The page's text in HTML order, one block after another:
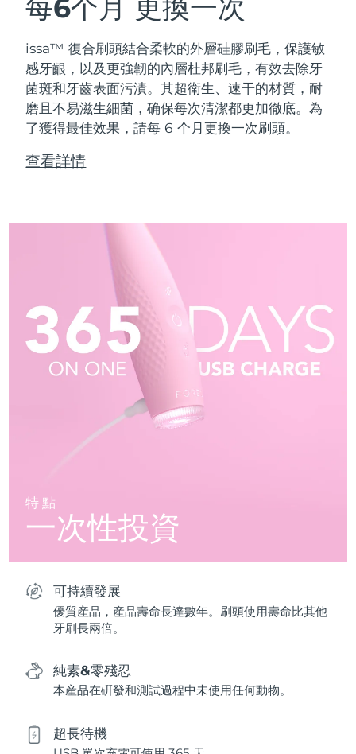
每6个月 更換一次
issa™ 復合刷頭結合柔軟的外層硅膠刷毛，保護敏
感牙齦，以及更強韌的內層杜邦刷毛，有效去除牙
菌斑和牙齒表面污漬。其超衛生、速干的材質，耐
磨且不易滋生細菌，确保每次清潔都更加徹底。為
了獲得最佳效果，請每 6 个月更換一次刷頭。
查看詳情
特點
一次性投資
可持續發展
優質産品，産品壽命長達數年。刷頭使用壽命比其他
牙刷長兩倍。
純素&零殘忍
本産品在硏發和測試過程中未使用任何動物。
超長待機